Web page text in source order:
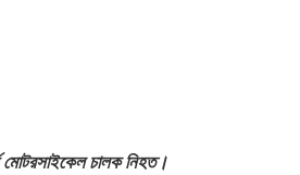
মোটরসাইকেল চালক নিহত।